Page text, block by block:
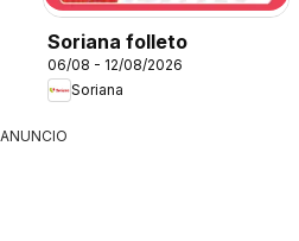
Soriana folleto
06/08 - 12/08/2026
Soriana
ANUNCIO